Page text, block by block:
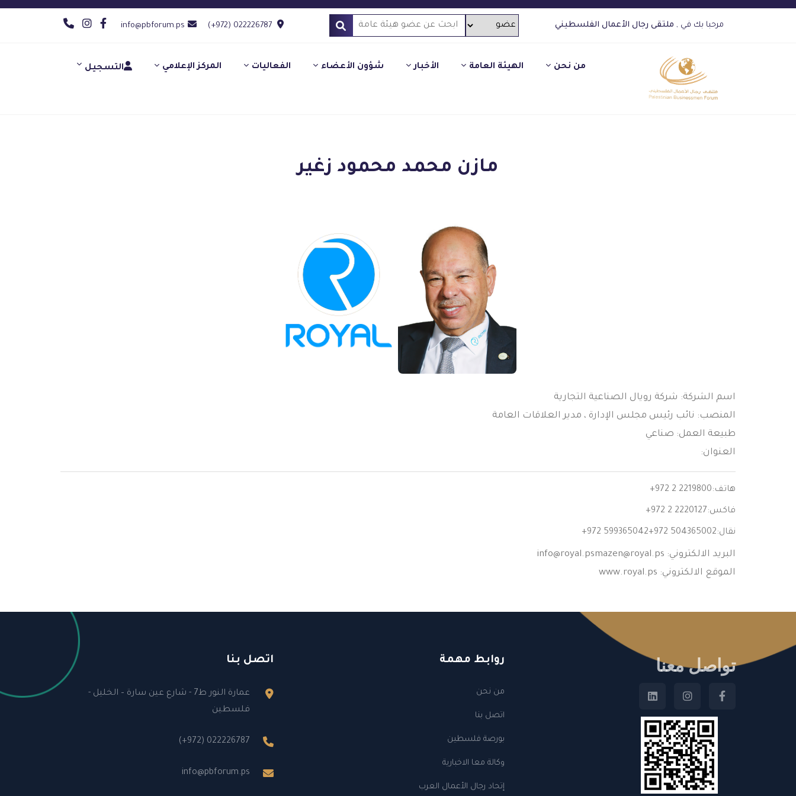
مرحبا بك في , ملتقى رجال الأعمال الفلسطيني (+972) 022226787
info@pbforum.ps
من نحن الهيئة العامة الأخبار شؤون الأعضاء الفعاليات المركز الإعلامي التسجيل
مازن محمد محمود زغير
اسم الشركة: شركة رويال الصناعية التجارية
المنصب: نائب رئيس مجلس الإدارة ، مدير العلاقات العامة
طبيعة العمل: صناعي
العنوان:
هاتف:+972 2 2219800
فاكس: +972 2 2220127
نقال:+972 599365042+972 504365002
البريد الالكتروني: info@royal.psmazen@royal.ps
الموقع الالكتروني: www.royal.ps
تواصل معنا روابط مهمة
من نحن
اتصل بنا
بورصة فلسطين
وكالة معا الاخبارية
إتحاد رجال الأعمال العرب
اتصل بنا
عمارة النور ط7 - شارع عين سارة – الخليل -
فلسطين
(+972) 022226787
info@pbforum.ps